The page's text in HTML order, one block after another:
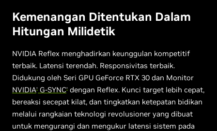
Kemenangan Ditentukan Dalam
Hitungan Milidetik
NVIDIA Reflex menghadirkan keunggulan kompetitif
terbaik. Latensi terendah. Responsivitas terbaik.
Didukung oleh Seri GPU GeForce RTX 30 dan Monitor
NVIDIA® G-SYNC® dengan Reflex. Kunci target lebih cepat,
bereaksi secepat kilat, dan tingkatkan ketepatan bidikan
melalui rangkaian teknologi revolusioner yang dibuat
untuk mengurangi dan mengukur latensi sistem pada